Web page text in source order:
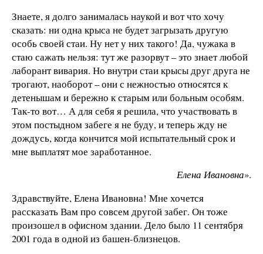
Знаете, я долго занималась наукой и вот что хочу
сказать: ни одна крыса не будет загрызать другую
особь своей стаи. Ну нет у них такого! Да, чужака в
стаю сажать нельзя: тут же разорвут – это знает любой
лаборант вивария. Но внутри стаи крысы друг друга не
трогают, наоборот – они с нежностью относятся к
детенышам и бережно к старым или больным особям.
Так-то вот… А для себя я решила, что участвовать в
этом постыдном забеге я не буду, и теперь жду не
дождусь, когда кончится мой испытательный срок и
мне выплатят мое заработанное.
Елена Ивановна».
Здравствуйте, Елена Ивановна! Мне хочется
рассказать Вам про совсем другой забег. Он тоже
произошел в офисном здании. Дело было 11 сентября
2001 года в одной из башен-близнецов.